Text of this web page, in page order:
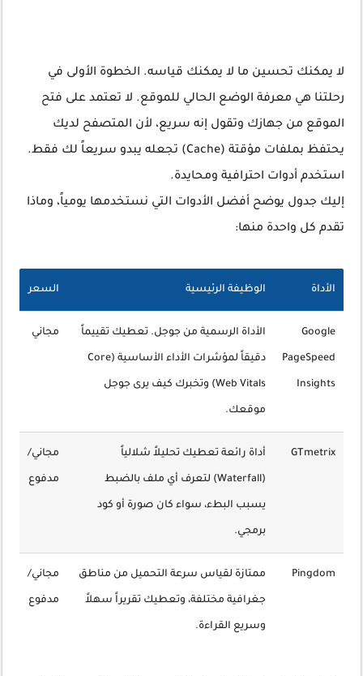
لا يمكنك تحسين ما لا يمكنك قياسه. الخطوة الأولى في
رحلتنا هي معرفة الوضع الحالي للموقع. لا تعتمد على فتح
الموقع من جهازك وتقول إنه سريع، لأن المتصفح لديك
يحتفظ بملفات مؤقتة (Cache) تجعله يبدو سريعاً لك فقط.
استخدم أدوات احترافية ومحايدة.
إليك جدول يوضح أفضل الأدوات التي نستخدمها يومياً، وماذا
تقدم كل واحدة منها:
الأداة الوظيفة الرئيسية السعر
Google
PageSpeed
Insights
الأداة الرسمية من جوجل. تعطيك تقييماً
دقيقاً لمؤشرات الأداء الأساسية (Core
Web Vitals) وتخبرك كيف يرى جوجل
موقعك.
مجاني
GTmetrix أداة رائعة تعطيك تحليلاً شلالياً
(Waterfall) لتعرف أي ملف بالضبط
يسبب البطء، سواء كان صورة أو كود
برمجي.
مجاني/
مدفوع
Pingdom ممتازة لقياس سرعة التحميل من مناطق
جغرافية مختلفة، وتعطيك تقريراً سهلاً
وسريع القراءة.
مجاني/
مدفوع